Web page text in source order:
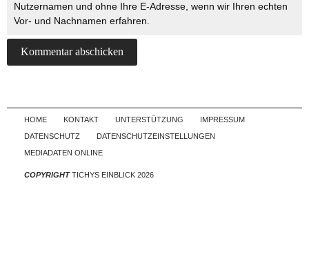
Nutzernamen und ohne Ihre E-Adresse, wenn wir Ihren echten
Vor- und Nachnamen erfahren.
Skip to content
HOME KONTAKT UNTERSTÜTZUNG
IMPRESSUM
DATENSCHUTZ
DATENSCHUTZEINSTELLUNGEN
MEDIADATEN ONLINE
COPYRIGHTTICHYS EINBLICK 2026